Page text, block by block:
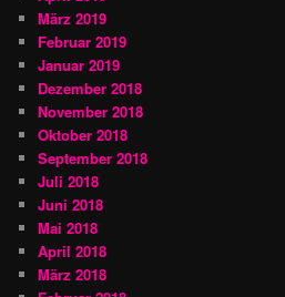
März 2019
Februar 2019
Januar 2019
Dezember 2018
November 2018
Oktober 2018
September 2018
Juli 2018
Juni 2018
Mai 2018
April 2018
März 2018